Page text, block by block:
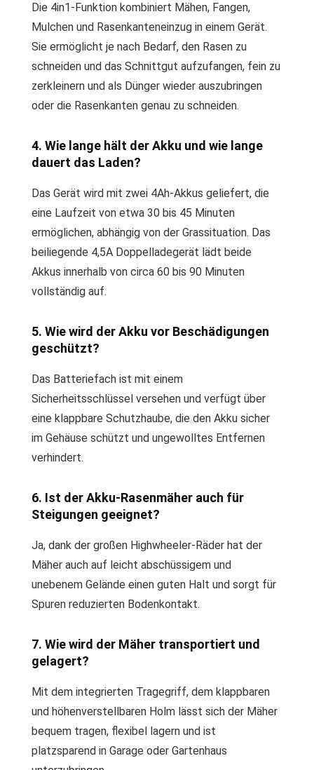
Die 4in1-Funktion kombiniert Mähen, Fangen,
Mulchen und Rasenkanteneinzug in einem Gerät.
Sie ermöglicht je nach Bedarf, den Rasen zu
schneiden und das Schnittgut aufzufangen, fein zu
zerkleinern und als Dünger wieder auszubringen
oder die Rasenkanten genau zu schneiden.
4. Wie lange hält der Akku und wie lange
dauert das Laden?
Das Gerät wird mit zwei 4Ah-Akkus geliefert, die
eine Laufzeit von etwa 30 bis 45 Minuten
ermöglichen, abhängig von der Grassituation. Das
beiliegende 4,5A Doppelladegerät lädt beide
Akkus innerhalb von circa 60 bis 90 Minuten
vollständig auf.
5. Wie wird der Akku vor Beschädigungen
geschützt?
Das Batteriefach ist mit einem
Sicherheitsschlüssel versehen und verfügt über
eine klappbare Schutzhaube, die den Akku sicher
im Gehäuse schützt und ungewolltes Entfernen
verhindert.
6. Ist der Akku-Rasenmäher auch für
Steigungen geeignet?
Ja, dank der großen Highwheeler-Räder hat der
Mäher auch auf leicht abschüssigem und
unebenem Gelände einen guten Halt und sorgt für
Spuren reduzierten Bodenkontakt.
7. Wie wird der Mäher transportiert und
gelagert?
Mit dem integrierten Tragegriff, dem klappbaren
und höhenverstellbaren Holm lässt sich der Mäher
bequem tragen, flexibel lagern und ist
platzsparend in Garage oder Gartenhaus